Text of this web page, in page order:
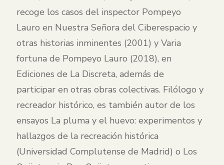
recoge los casos del inspector Pompeyo
Lauro en Nuestra Señora del Ciberespacio y
otras historias inminentes (2001) y Varia
fortuna de Pompeyo Lauro (2018), en
Ediciones de La Discreta, además de
participar en otras obras colectivas. Filólogo y
recreador histórico, es también autor de los
ensayos La pluma y el huevo: experimentos y
hallazgos de la recreación histórica
(Universidad Complutense de Madrid) o Los